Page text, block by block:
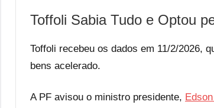
Toffoli Sabia Tudo e Optou
Toffoli recebeu os dados em 11/2/2026,
bens acelerado.
A PF avisou o ministro presidente,